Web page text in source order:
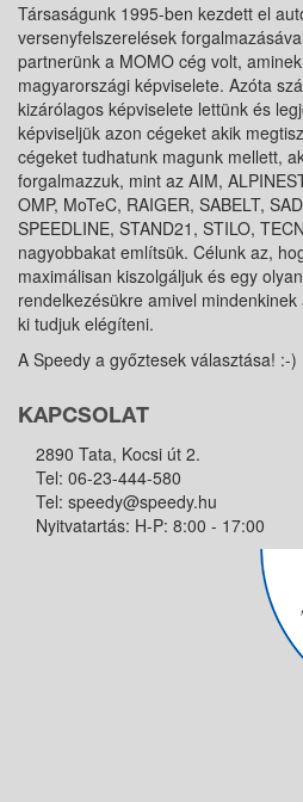
Társaságunk 1995-ben kezdett el
versenyfelszerelések
partnerünk a MOMO cég volt,
magyarországi képviselete. Azóta
kizárólagos képviselete lettünk és
képviseljük azon cégeket akik
cégeket tudhatunk magunk mellett,
forgalmazzuk, mint az AIM,
OMP, MoTeC, RAIGER, SABELT,
SPEEDLINE, STAND21, STILO,
nagyobbakat említsük. Célunk az,
maximálisan kiszolgáljuk és egy
rendelkezésükre amivel
ki tudjuk elégíteni.
A Speedy a győztesek választása! :-)
KAPCSOLAT
2890 Tata, Kocsi út 2.
Tel: 06-23-444-580
Tel: speedy@speedy.hu
Nyitvatartás: H-P: 8:00 - 17:00